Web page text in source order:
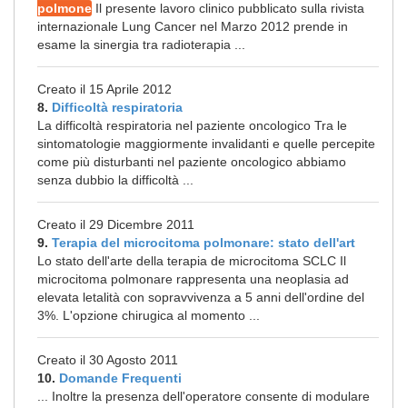
polmone Il presente lavoro clinico pubblicato sulla rivista
internazionale Lung Cancer nel Marzo 2012 prende in
esame la sinergia tra radioterapia ...
Creato il 15 Aprile 2012
8. Difficoltà respiratoria
La difficoltà respiratoria nel paziente oncologico Tra le
sintomatologie maggiormente invalidanti e quelle percepite
come più disturbanti nel paziente oncologico abbiamo
senza dubbio la difficoltà ...
Creato il 29 Dicembre 2011
9. Terapia del microcitoma polmonare: stato dell'art
Lo stato dell'arte della terapia de microcitoma SCLC Il
microcitoma polmonare rappresenta una neoplasia ad
elevata letalità con sopravvivenza a 5 anni dell'ordine del
3%. L'opzione chirugica al momento ...
Creato il 30 Agosto 2011
10. Domande Frequenti
... Inoltre la presenza dell'operatore consente di modulare